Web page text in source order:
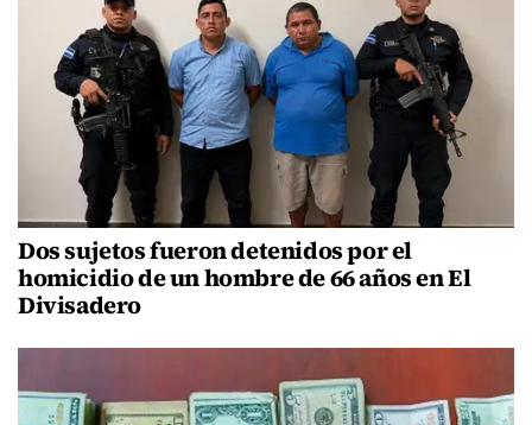
Dos sujetos fueron detenidos por el
homicidio de un hombre de 66 años en El
Divisadero